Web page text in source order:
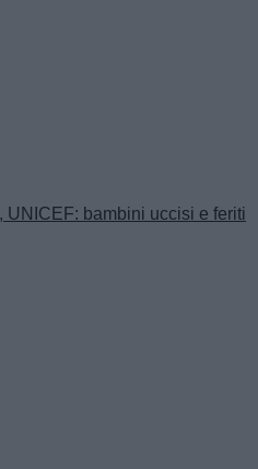
UNICEF: bambini uccisi e feriti